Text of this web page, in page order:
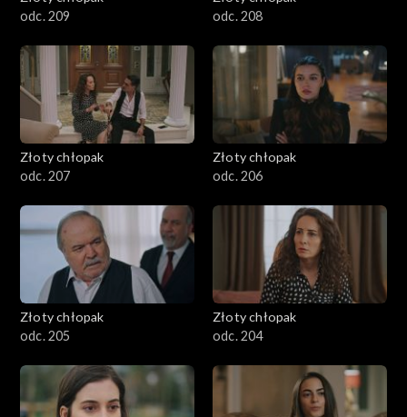
odc. 209
odc. 208
Złoty chłopak
odc. 207
Złoty chłopak
odc. 206
Złoty chłopak
odc. 205
Złoty chłopak
odc. 204